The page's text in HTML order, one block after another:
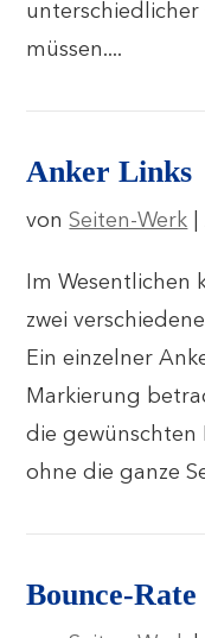
müssen....
Anker Links
vonSeiten-Werk |
Im Wesentlichen
zwei
Ein einzelner
Markierung
die gewünschten
ohne die ganze
Bounce-Rate